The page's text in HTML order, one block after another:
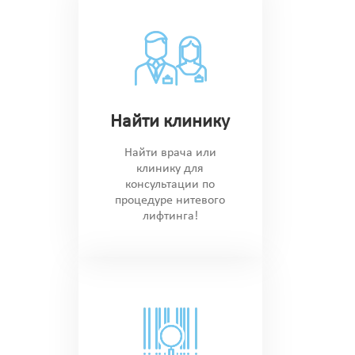
Найти клинику
Найти врача или
клинику для
консультации по
процедуре нитевого
лифтинга!